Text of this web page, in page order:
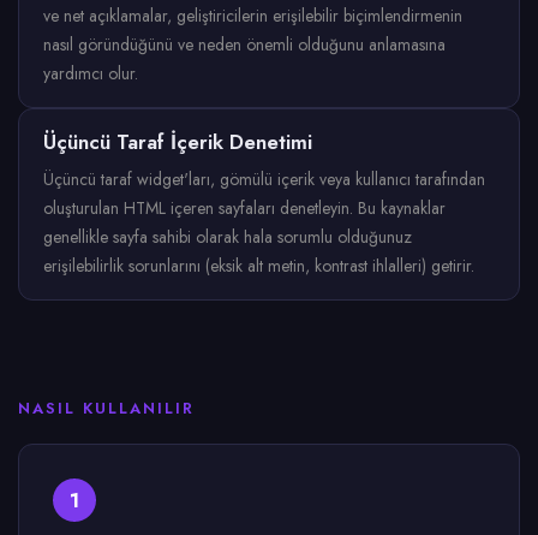
ve net açıklamalar, geliştiricilerin erişilebilir biçimlendirmenin
nasıl göründüğünü ve neden önemli olduğunu anlamasına
yardımcı olur.
Üçüncü Taraf İçerik Denetimi
Üçüncü taraf widget'ları, gömülü içerik veya kullanıcı tarafından
oluşturulan HTML içeren sayfaları denetleyin. Bu kaynaklar
genellikle sayfa sahibi olarak hala sorumlu olduğunuz
erişilebilirlik sorunlarını (eksik alt metin, kontrast ihlalleri) getirir.
NASIL KULLANILIR
1